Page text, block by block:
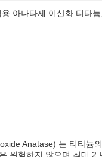
용 아나타제 이산화 티타늄
Anatase) 는 티타늄
위험하지 않으며 최대